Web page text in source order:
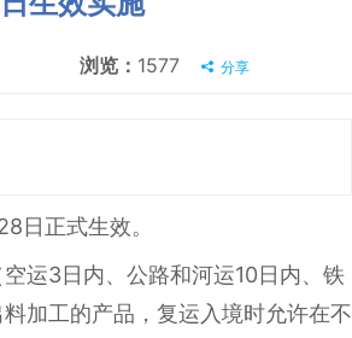
浏览： 1577 分享
日正式生效。
运3日内、公路和河运10日内、铁
加工的产品，复运入境时允许在不